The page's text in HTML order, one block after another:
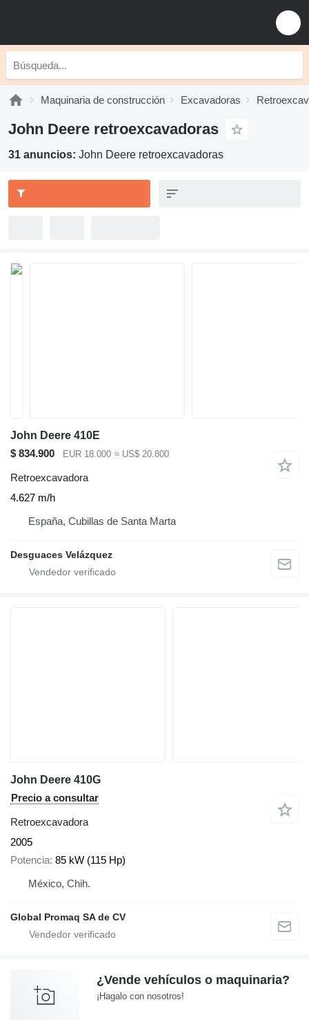
Maquinaria de construcción Excavadoras
John Deere retroexcavadoras
31 anuncios: John Deere retroexcavadoras
John Deere 410E
$ 834.900
EUR 18.000 ≈ US$ 20.800
Retroexcavadora
4.627 m/h
España, Cubillas de Santa Marta
Desguaces Velázquez
John Deere 410G
Precio a consultar
Retroexcavadora
2005
Potencia 85 kW (115 Hp)
México, Chih.
Global Promaq SA de CV
¿Vende vehículos o maquinaria?
¡Hagalo con nosotros!